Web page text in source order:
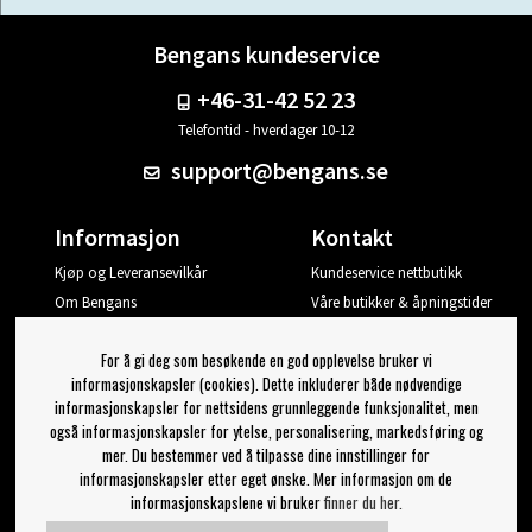
Bengans kundeservice
+46-31-42 52 23
Telefontid - hverdager 10-12
support@bengans.se
Informasjon
Kjøp og Leveransevilkår
Om Bengans
Kontakt
Kundeservice nettbutikk
Våre butikker & åpningstider
Logg ut
Jeg vil ha tips fra Bengans
OK
Innstillinger for nyhetsbrev
For å gi deg som besøkende en god opplevelse bruker vi
informasjonskapsler (cookies). Dette inkluderer både nødvendige
informasjonskapsler for nettsidens grunnleggende funksjonalitet, men
også informasjonskapsler for ytelse, personalisering, markedsføring og
mer. Du bestemmer ved å tilpasse dine innstillinger for
informasjonskapsler etter eget ønske. Mer informasjon om de
informasjonskapslene vi brukerfinner du her.